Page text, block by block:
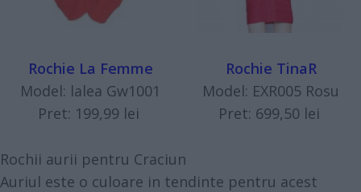
Rochie La Femme
Model: lalea Gw1001
Pret: 199,99 lei
Rochie TinaR
Model: EXR005 Rosu
Pret: 699,50 lei
Rochii aurii pentru Craciun
Auriul este o culoare in tendinte pentru acest